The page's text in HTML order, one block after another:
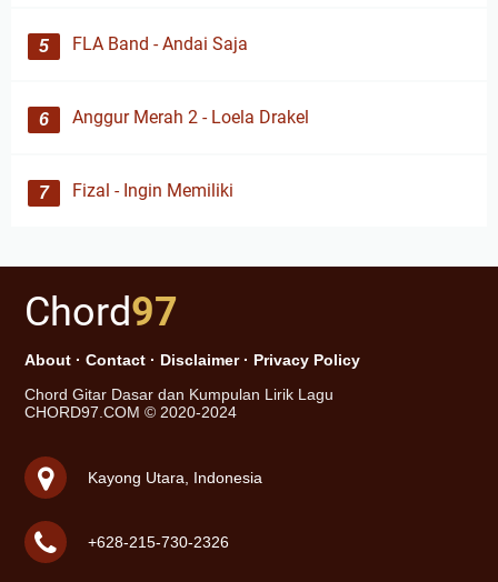
FLA Band - Andai Saja
Anggur Merah 2 - Loela Drakel
Fizal - Ingin Memiliki
Chord97
About · Contact · Disclaimer· Privacy Policy
Chord Gitar Dasar dan Kumpulan Lirik Lagu
CHORD97.COM © 2020-2024
Kayong Utara, Indonesia
+628-215-730-2326